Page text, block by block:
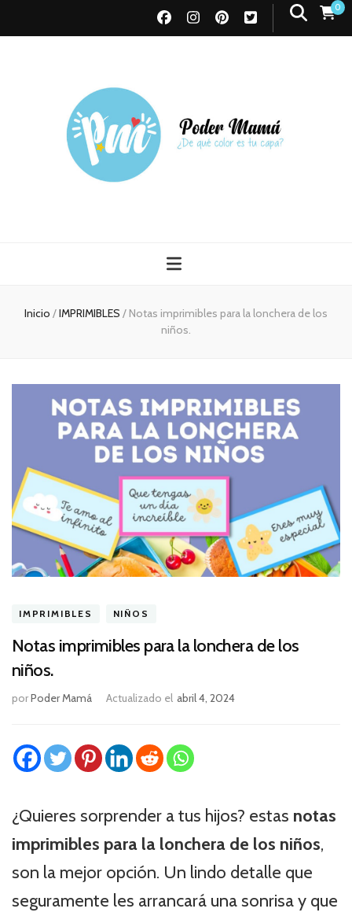
0
Inicio /IMPRIMIBLES / Notas imprimibles para la lonchera de los
niños.
IMPRIMIBLES NIÑOS
Notas imprimibles para la lonchera de los
niños.
porPoder Mamá Actualizado el abril 4, 2024
¿Quieres sorprender a tus hijos? estas notas
imprimibles para la lonchera de los niños,
son la mejor opción. Un lindo detalle que
seguramente les arrancará una sonrisa y que